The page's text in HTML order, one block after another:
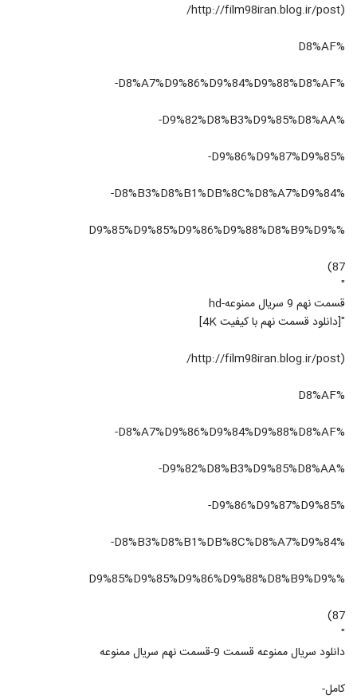
(http://film98iran.blog.ir/post/
%D8%AF
%D8%A7%D9%86%D9%84%D9%88%D8%AF-
%D9%82%D8%B3%D9%85%D8%AA-
%D9%86%D9%87%D9%85-
%D8%B3%D8%B1%DB%8C%D8%A7%D9%84-
%D9%85%D9%85%D9%86%D9%88%D8%B9%D9%
87)
"
قسمت نهم 9 سریال ممنوعه-hd
"[دانلود قسمت نهم با کیفیت 4K]
(http://film98iran.blog.ir/post/
%D8%AF
%D8%A7%D9%86%D9%84%D9%88%D8%AF-
%D9%82%D8%B3%D9%85%D8%AA-
%D9%86%D9%87%D9%85-
%D8%B3%D8%B1%DB%8C%D8%A7%D9%84-
%D9%85%D9%85%D9%86%D9%88%D8%B9%D9%
87)
"
دانلود سریال ممنوعه قسمت 9-قسمت نهم سریال ممنوعه
کامل-